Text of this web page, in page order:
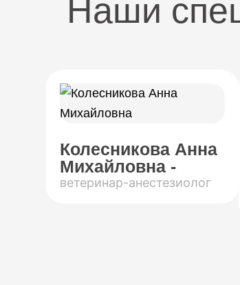
Наши
Колесникова Анна
Михайловна -
ветеринар-анестезиолог